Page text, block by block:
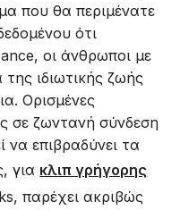
που θα περιμένατε
ότι
οι άνθρωποι με
ιδιωτικής ζωής
Ορισμένες
σε ζωντανή σύνδεση
να επιβραδύνει τα
για κλιπ γρήγορης
παρέχει ακριβώς